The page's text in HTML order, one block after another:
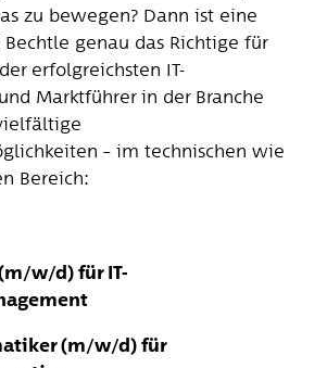
zu bewegen? Dann ist eine
genau das Richtige für
erfolgreichsten IT-
Marktführer in der Branche
– im technischen wie
Bereich:
w/d) für IT-
(m/w/d) für